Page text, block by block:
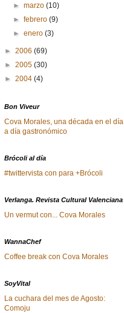
►marzo(10)
►febrero(9)
►enero(3)
► 2006 (69)
► 2005 (30)
► 2004 (4)
Bon Viveur
Cova Morales, una década en el día
a día gastronómico
Brócoli al día
#twittervista con para +Brócoli
Verlanga. Revista Cultural Valenciana
Un vermut con... Cova Morales
WannaChef
Coffee break con Cova Morales
SoyVital
La cuchara del mes de Agosto:
Comoju